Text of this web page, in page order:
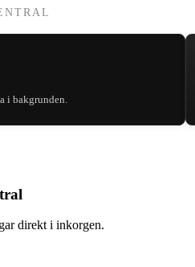
i bakgrunden.
direkt i inkorgen.